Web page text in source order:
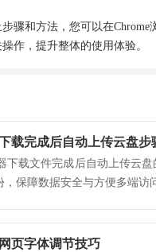
骤和方法，您可以在Chrome
作，提升整体的使用体验。
载完成后自动上传云盘步
下载文件完成后自动上传云盘
保障数据安全与方便多端访
页字体调节技巧